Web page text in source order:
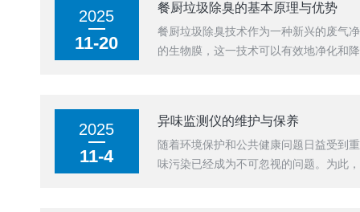
2025
11-20
餐厨垃圾除臭的基本原理与优势
餐厨垃圾除臭技术作为一种新兴的废气
的生物膜，这一技术可以有效地净化和
2025
11-4
异味监测仪的维护与保养
随着环境保护和公共健康问题日益受到
味污染已经成为不可忽视的问题。为此